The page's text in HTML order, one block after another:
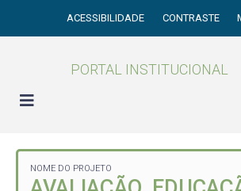
ACESSIBILIDADE CONTRASTE
PORTAL INSTITUCIONAL
NOME DO PROJETO